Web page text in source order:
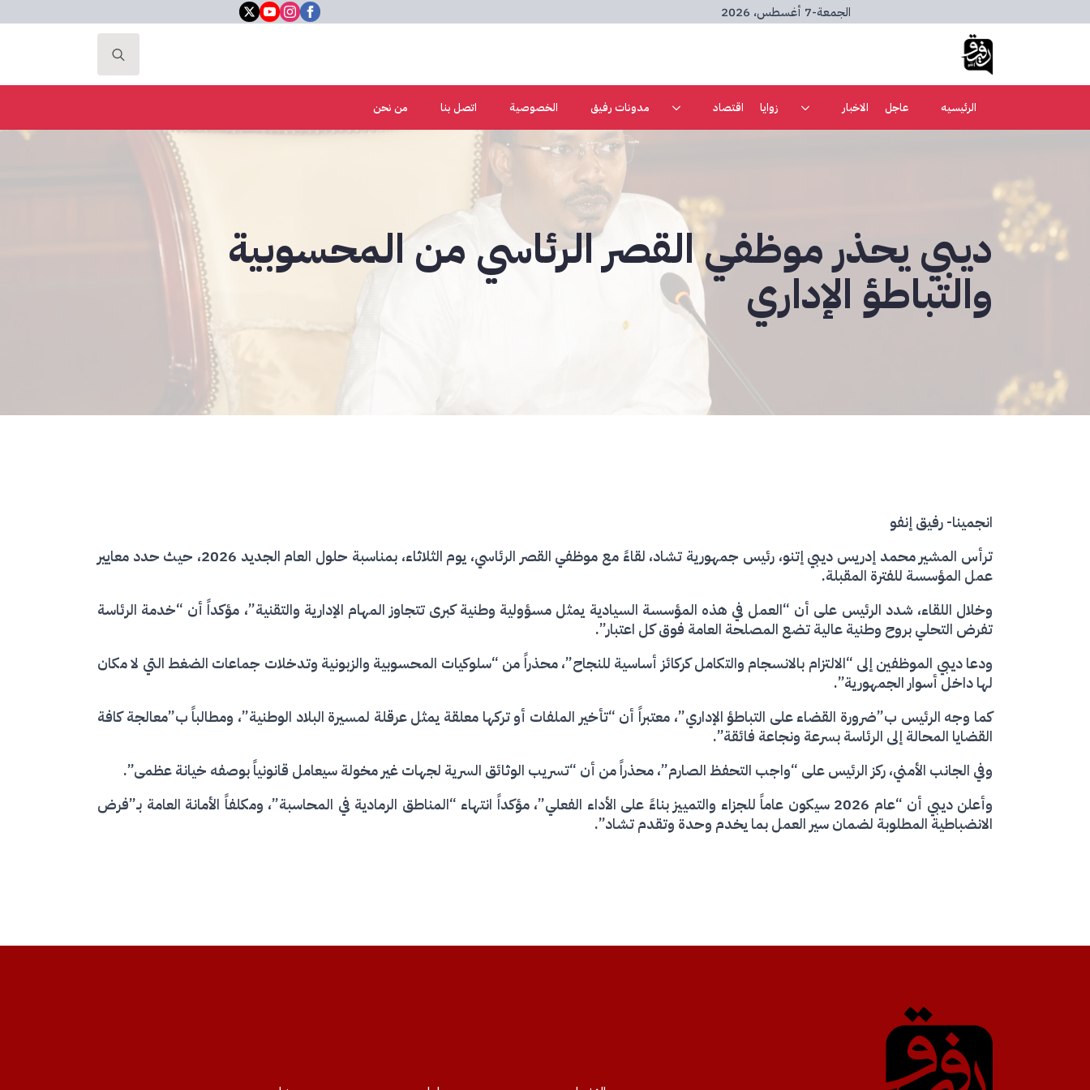
الجمعة-7 أغسطس، 2026
Search
الرئيسيه عاجل الاخبار زوايا اقتصاد مدونات رفيق الخصوصية اتصل بنا من نحن
ديبي يحذر موظفي القصر الرئاسي من المحسوبية
والتباطؤ الإداري
انجمينا- رفيق إنفو
ترأس المشير محمد إدريس ديبي إتنو، رئيس جمهورية تشاد، لقاءً مع موظفي القصر الرئاسي، يوم الثلاثاء، بمناسبة حلول العام الجديد 2026، حيث حدد معايير
عمل المؤسسة للفترة المقبلة.
وخلال اللقاء، شدد الرئيس على أن “العمل في هذه المؤسسة السيادية يمثل مسؤولية وطنية كبرى تتجاوز المهام الإدارية والتقنية”، مؤكداً أن “خدمة الرئاسة
تفرض التحلي بروح وطنية عالية تضع المصلحة العامة فوق كل اعتبار”.
ودعا ديبي الموظفين إلى “الالتزام بالانسجام والتكامل كركائز أساسية للنجاح”، محذراً من “سلوكيات المحسوبية والزبونية وتدخلات جماعات الضغط التي لا مكان
لها داخل أسوار الجمهورية”.
كما وجه الرئيس ب”ضرورة القضاء على التباطؤ الإداري”، معتبراً أن “تأخير الملفات أو تركها معلقة يمثل عرقلة لمسيرة البلاد الوطنية”، ومطالباً ب”معالجة كافة
القضايا المحالة إلى الرئاسة بسرعة ونجاعة فائقة”.
وفي الجانب الأمني، ركز الرئيس على “واجب التحفظ الصارم”، محذراً من أن “تسريب الوثائق السرية لجهات غير مخولة سيعامل قانونياً بوصفه خيانة عظمى”.
وأعلن ديبي أن “عام 2026 سيكون عاماً للجزاء والتمييز بناءً على الأداء الفعلي”، مؤكداً انتهاء “المناطق الرمادية في المحاسبة”، ومكلفاً الأمانة العامة بـ”فرض
الانضباطية المطلوبة لضمان سير العمل بما يخدم وحدة وتقدم تشاد”.